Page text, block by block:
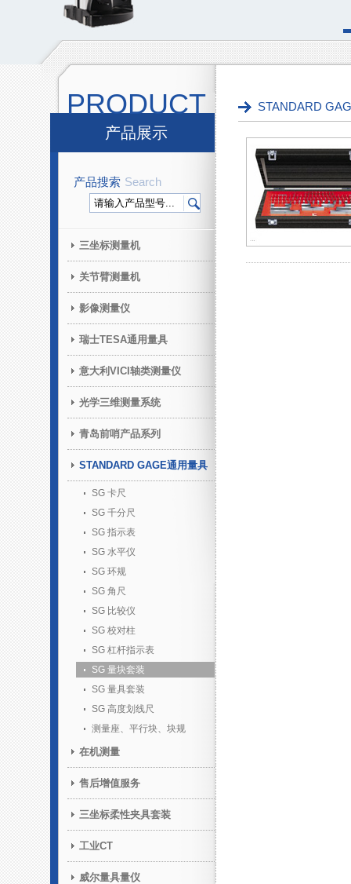
PRODUCT
产品展示
产品搜索 Search
三坐标测量机
关节臂测量机
影像测量仪
瑞士TESA通用量具
意大利VICI轴类测量仪
光学三维测量系统
青岛前哨产品系列
STANDARD GAGE通用量具
SG 卡尺
SG 千分尺
SG 指示表
SG 水平仪
SG 环规
SG 角尺
SG 比较仪
SG 校对柱
SG 杠杆指示表
SG 量块套装
SG 量具套装
SG 高度划线尺
测量座、平行块、块规
在机测量
售后增值服务
三坐标柔性夹具套装
工业CT
威尔量具量仪
STANDARD